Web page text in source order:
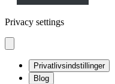
Privacy settings
Privatlivsindstillinger
Blog